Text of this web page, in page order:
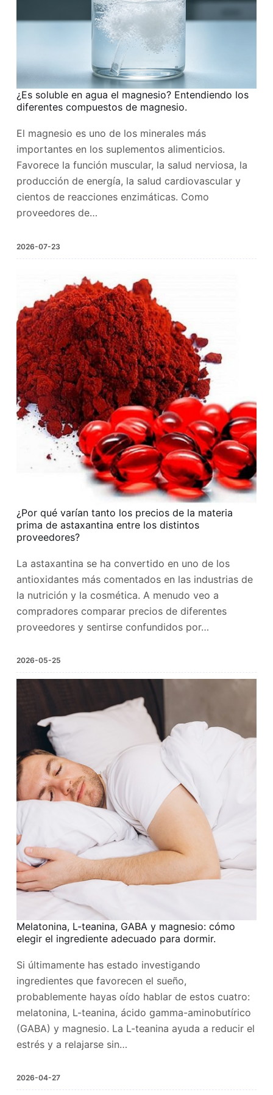
¿Es soluble en agua el magnesio? Entendiendo los
diferentes compuestos de magnesio.
El magnesio es uno de los minerales más
importantes en los suplementos alimenticios.
Favorece la función muscular, la salud nerviosa, la
producción de energía, la salud cardiovascular y
cientos de reacciones enzimáticas. Como
proveedores de…
2026-07-23
¿Por qué varían tanto los precios de la materia
prima de astaxantina entre los distintos
proveedores?
La astaxantina se ha convertido en uno de los
antioxidantes más comentados en las industrias de
la nutrición y la cosmética. A menudo veo a
compradores comparar precios de diferentes
proveedores y sentirse confundidos por…
2026-05-25
Melatonina, L-teanina, GABA y magnesio: cómo
elegir el ingrediente adecuado para dormir.
Si últimamente has estado investigando
ingredientes que favorecen el sueño,
probablemente hayas oído hablar de estos cuatro:
melatonina, L-teanina, ácido gamma-aminobutírico
(GABA) y magnesio. La L-teanina ayuda a reducir el
estrés y a relajarse sin…
2026-04-27